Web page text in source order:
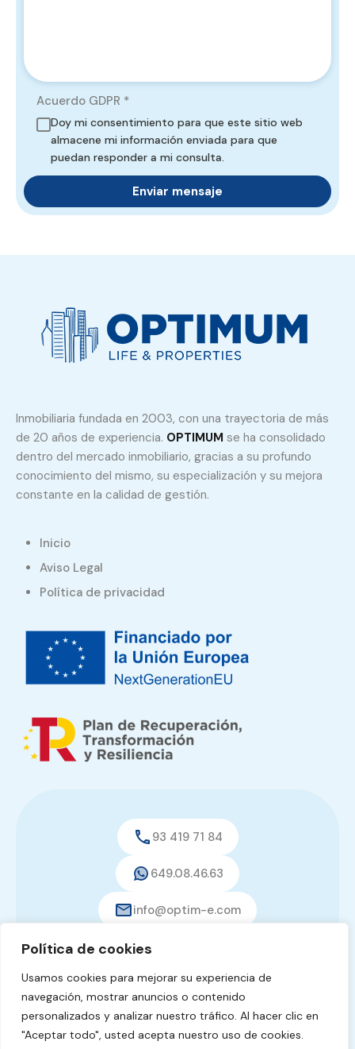
Política de cookies
Usamos cookies para mejorar su experiencia de
navegación, mostrar anuncios o contenido
personalizados y analizar nuestro tráfico. Al hacer clic en
"Aceptar todo", usted acepta nuestro uso de cookies.
Acuerdo GDPR *
Doy mi consentimiento para que este sitio web
almacene mi información enviada para que
puedan responder a mi consulta.
Inmobiliaria fundada en 2003, con una trayectoria de más
de 20 años de experiencia. OPTIMUM se ha consolidado
dentro del mercado inmobiliario, gracias a su profundo
conocimiento del mismo, su especialización y su mejora
constante en la calidad de gestión.
Inicio
Aviso Legal
Política de privacidad
93 419 71 84
649.08.46.63
info@optim-e.com
© 2026. Todos los derechos reservados.
diseño web:pixelcero.com